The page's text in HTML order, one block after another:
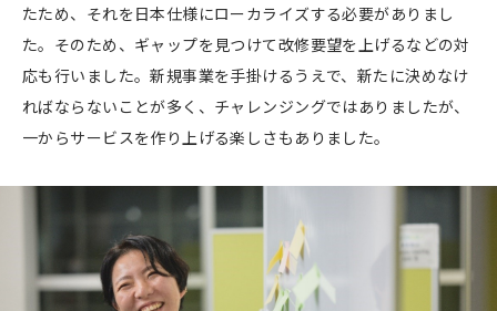
たため、それを日本仕様にローカライズする必要がありまし
た。そのため、ギャップを見つけて改修要望を上げるなどの対
応も行いました。新規事業を手掛けるうえで、新たに決めなけ
ればならないことが多く、チャレンジングではありましたが、
一からサービスを作り上げる楽しさもありました。